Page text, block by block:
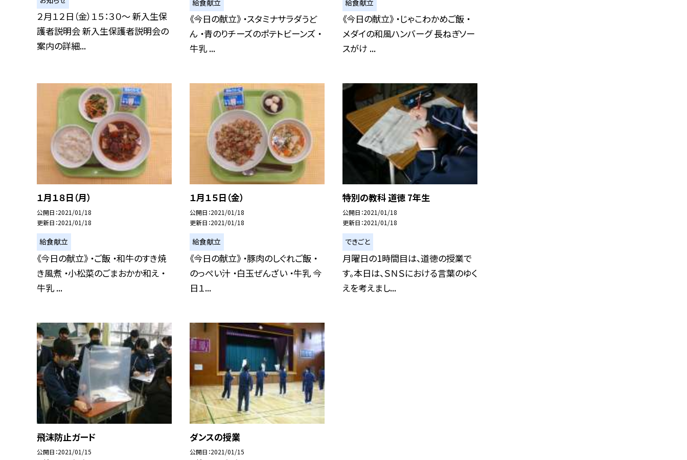
２月１２日（金）１５：３０〜 新入生保
護者説明会 新入生保護者説明会の
案内の詳細...
給食献立
《今日の献立》 ・スタミナサラダうど
ん ・青のりチーズのポテトビーンズ ・
牛乳 ...
給食献立
《今日の献立》 ・じゃこわかめご飯 ・
メダイの和風ハンバーグ 長ねぎソー
スがけ ...
１月１８日（月）
公開日 2021/01/18
更新日 2021/01/18
給食献立
《今日の献立》 ・ご飯 ・和牛のすき焼
き風煮 ・小松菜のごまおかか和え ・
牛乳 ...
１月１５日（金）
公開日 2021/01/18
更新日 2021/01/18
給食献立
《今日の献立》 ・豚肉のしぐれご飯 ・
のっぺい汁 ・白玉ぜんざい ・牛乳 今
日１...
特別の教科 道徳 7年生
公開日 2021/01/18
更新日 2021/01/18
できごと
月曜日の1時間目は、道徳の授業で
す。本日は、ＳＮＳにおける言葉のゆく
えを考えまし...
飛沫防止ガード
公開日 2021/01/15
ダンスの授業
公開日 2021/01/15